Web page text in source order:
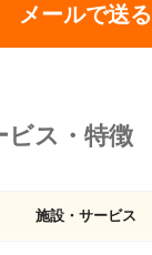
メールで送る
ビス・特徴
施設・サービス